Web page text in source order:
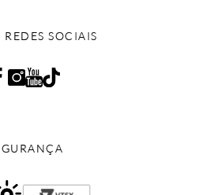
REDES SOCIAIS